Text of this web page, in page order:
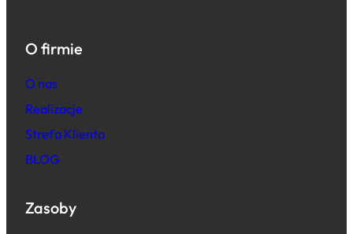
O firmie
O nas
Realizacje
Strefa Klienta
BLOG
Zasoby